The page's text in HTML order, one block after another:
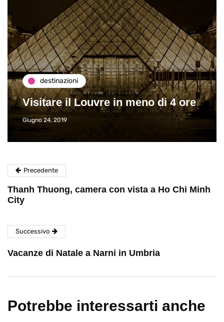
destinazioni
Visitare il Louvre in meno di 4 ore
Giugno 24, 2019
Precedente
Thanh Thuong, camera con vista a Ho Chi Minh
City
Successivo
Vacanze di Natale a Narni in Umbria
Potrebbe interessarti anche